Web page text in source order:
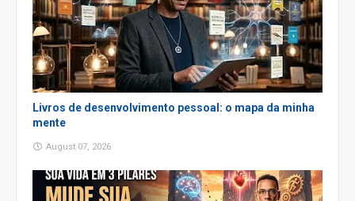
Livros de desenvolvimento pessoal: o mapa da minha
mente
August 07, 2026